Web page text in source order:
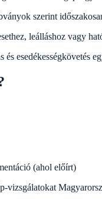
szerint
leálláshoz vagy
esedékességkövetés
(ahol előírt)
vizsgálatokat